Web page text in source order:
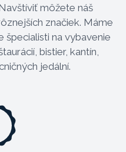
môžete náš
značiek. Máme
špecialisti na vybavenie
bistier, kantín,
jedální.